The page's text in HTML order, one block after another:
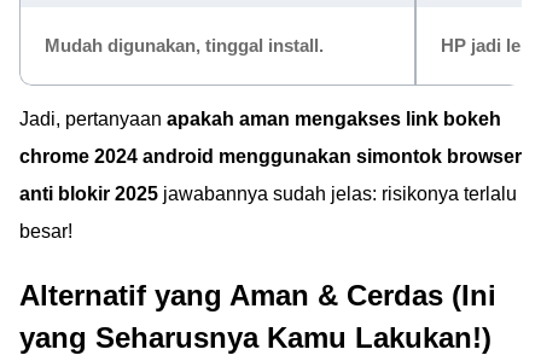
Mudah digunakan, tinggal install. HP jadi
Jadi, pertanyaan apakah aman mengakses link bokeh
chrome 2024 android menggunakan simontok browser
anti blokir 2025 jawabannya sudah jelas: risikonya terlalu
besar!
Alternatif yang Aman & Cerdas (Ini
yang Seharusnya Kamu Lakukan!)